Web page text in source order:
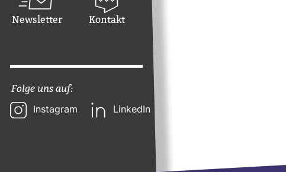
Newsletter Kontakt
Folge uns auf:
Instagram LinkedIn